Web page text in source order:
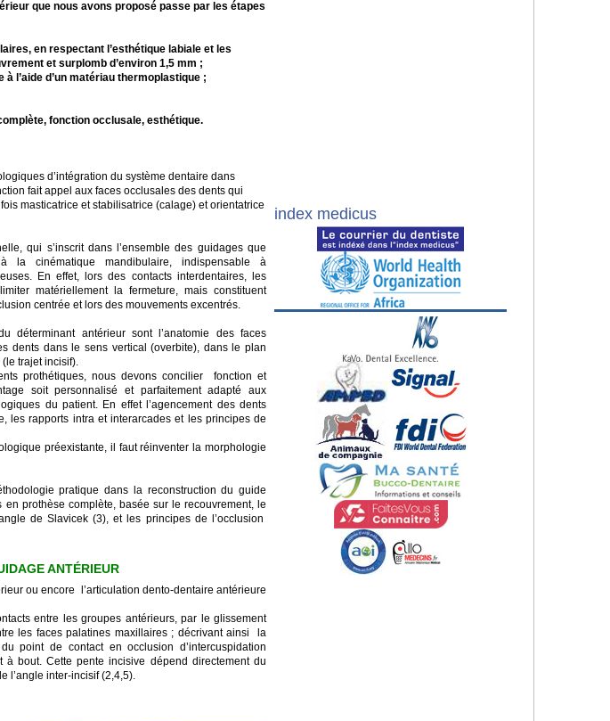
que nous avons proposé passe par les étapes
en respectant l’esthétique labiale et les
et surplomb d’environ 1,5 mm ;
l’aide d’un matériau thermoplastique ;
fonction occlusale, esthétique.
d’intégration du système dentaire dans
fait appel aux faces occlusales des dents qui
masticatrice et stabilisatrice (calage) et orientatrice
qui s’inscrit dans l’ensemble des guidages que
la cinématique mandibulaire, indispensable à
En effet, lors des contacts interdentaires, les
matériellement la fermeture, mais constituent
centrée et lors des mouvements excentrés.
déterminant antérieur sont l’anatomie des faces
dents dans le sens vertical (overbite), dans le plan
trajet incisif).
prothétiques, nous devons concilier fonction et
soit personnalisé et parfaitement adapté aux
du patient. En effet l’agencement des dents
les rapports intra et interarcades et les principes de
préexistante, il faut réinventer la morphologie
pratique dans la reconstruction du guide
prothèse complète, basée sur le recouvrement, le
de Slavicek (3), et les principes de l’occlusion
ANTÉRIEUR
ou encore l’articulation dento-dentaire antérieure
entre les groupes antérieurs, par le glissement
les faces palatines maxillaires ; décrivant ainsi la
point de contact en occlusion d’intercuspidation
bout. Cette pente incisive dépend directement du
l’angle inter-incisif (2,4,5).
index medicus